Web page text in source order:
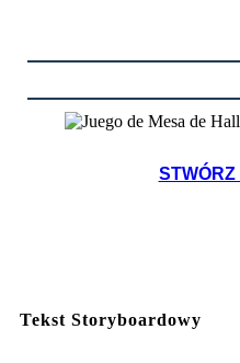
Tekst Storyboardowy